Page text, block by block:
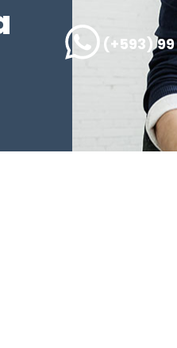
(+593)
y enfocadas en